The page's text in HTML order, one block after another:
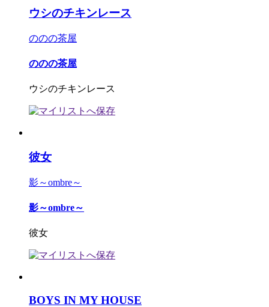
ウシのチキンレース
ののの茶屋
ののの茶屋
ウシのチキンレース
彼女
影～ombre～
影～ombre～
彼女
BOYS IN MY HOUSE